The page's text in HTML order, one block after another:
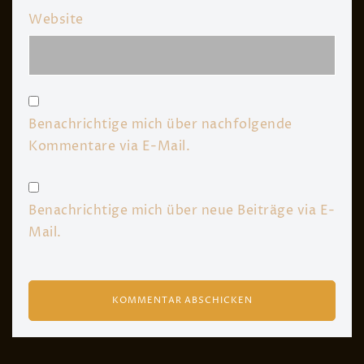
Website
Benachrichtige mich über nachfolgende
Kommentare via E-Mail.
Benachrichtige mich über neue Beiträge via E-
Mail.